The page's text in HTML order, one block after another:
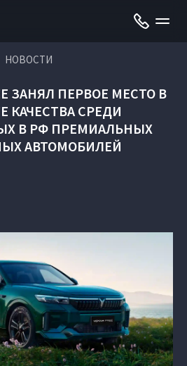
НОВОСТИ
ЗАНЯЛ ПЕРВОЕ МЕСТО В
КАЧЕСТВА СРЕДИ
В РФ ПРЕМИАЛЬНЫХ
АВТОМОБИЛЕЙ